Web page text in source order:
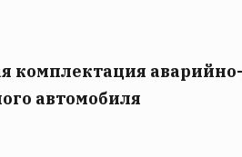
комплектация аварийно-
автомобиля